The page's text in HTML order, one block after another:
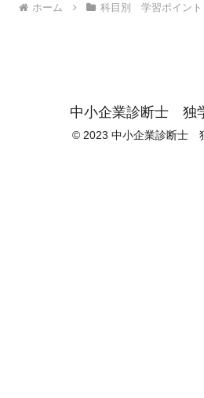
ホーム 科目別 学習ポイント
中小企業診断士 独
© 2023 中小企業診断士